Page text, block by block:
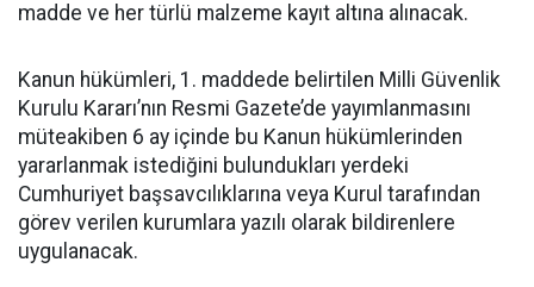
madde ve her türlü malzeme kayıt altına alınacak.
Kanun hükümleri, 1. maddede belirtilen Milli Güvenlik
Kurulu Kararı’nın Resmi Gazete’de yayımlanmasını
müteakiben 6 ay içinde bu Kanun hükümlerinden
yararlanmak istediğini bulundukları yerdeki
Cumhuriyet başsavcılıklarına veya Kurul tarafından
görev verilen kurumlara yazılı olarak bildirenlere
uygulanacak.